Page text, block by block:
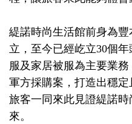
緹諾時尚生活館前身為豐
立，至今已經屹立30個
服及家居被服為主要業
軍方採購案，打造出穩
旅客一同來此見證緹諾
來。